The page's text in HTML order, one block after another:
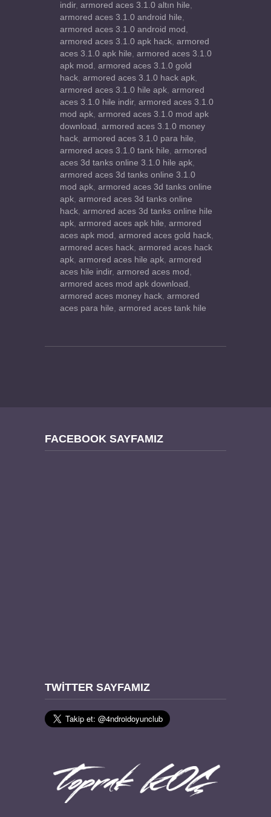
indir, armored aces 3.1.0 altın hile,
armored aces 3.1.0 android hile,
armored aces 3.1.0 android mod ,
armored aces 3.1.0 apk hack, armored
aces 3.1.0 apk hile, armored aces 3.1.0
apk mod , armored aces 3.1.0 gold
hack, armored aces 3.1.0 hack apk,
armored aces 3.1.0 hile apk, armored
aces 3.1.0 hile indir, armored aces 3.1.0
mod apk, armored aces 3.1.0 mod apk
download , armored aces 3.1.0 money
hack, armored aces 3.1.0 para hile,
armored aces 3.1.0 tank hile, armored
aces 3d tanks online 3.1.0 hile apk,
armored aces 3d tanks online 3.1.0
mod apk, armored aces 3d tanks online
apk, armored aces 3d tanks online
hack, armored aces 3d tanks online hile
apk, armored aces apk hile, armored
aces apk mod , armored aces gold hack,
armored aces hack, armored aces hack
apk, armored aces hile apk, armored
aces hile indir, armored aces mod ,
armored aces mod apk download ,
armored aces money hack, armored
aces para hile, armored aces tank hile
FACEBOOK SAYFAMIZ
TWITTER SAYFAMIZ